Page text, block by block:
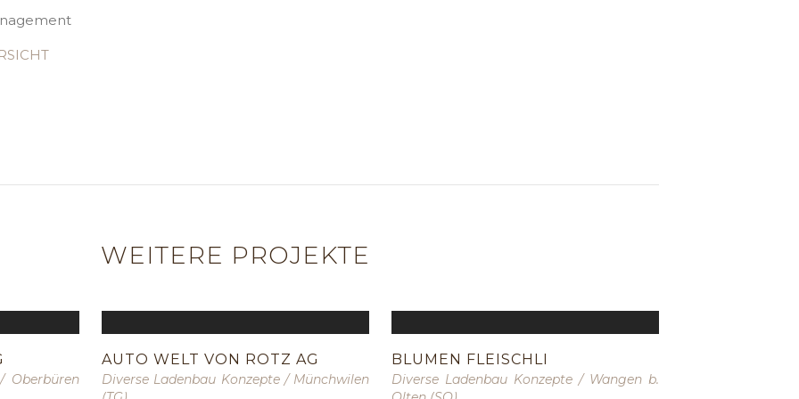
WEITERE PROJEKTE
Oberbüren
AUTO WELT VON ROTZ AG
Diverse Ladenbau Konzepte/ Münchwilen
BLUMEN FLEISCHLI
Diverse Ladenbau Konzepte / Wangen b.